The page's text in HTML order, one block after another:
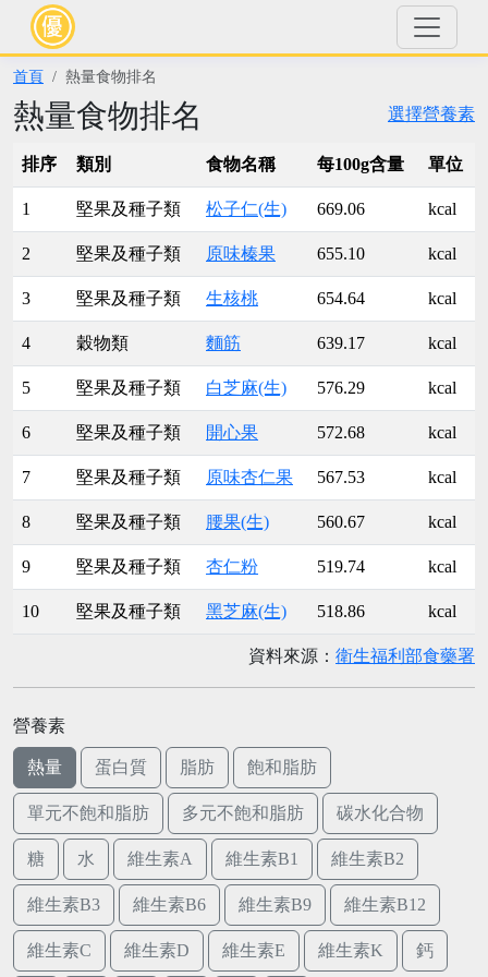
首頁 熱量食物排名
選擇營養素
熱量食物排名
排序 類別 食物名稱 每100g含量 單位
1 堅果及種子類 松子仁(生) 669.06 kcal
2 堅果及種子類 原味榛果 655.10 kcal
3 堅果及種子類 生核桃 654.64 kcal
4 穀物類 麵筋 639.17 kcal
5 堅果及種子類 白芝麻(生) 576.29 kcal
6 堅果及種子類 開心果 572.68 kcal
7 堅果及種子類 原味杏仁果 567.53 kcal
8 堅果及種子類 腰果(生) 560.67 kcal
9 堅果及種子類 杏仁粉 519.74 kcal
10 堅果及種子類 黑芝麻(生) 518.86 kcal
資料來源： 衛生福利部食藥署
營養素
熱量 蛋白質 脂肪 飽和脂肪
單元不飽和脂肪 多元不飽和脂肪 碳水化合物
糖 水 維生素A 維生素B1 維生素B2
維生素B3 維生素B6 維生素B9 維生素B12
維生素C 維生素D 維生素E 維生素K 鈣